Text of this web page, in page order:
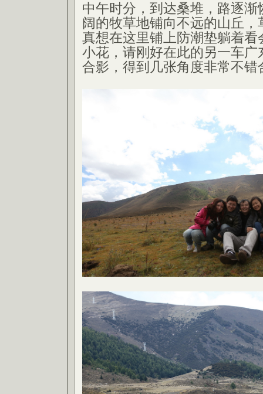
中午时分，到达桑堆，路逐
阔的牧草地铺向不远的山丘
真想在这里铺上防潮垫躺着看
小花，请刚好在此的另一车广
合影，得到几张角度非常不错